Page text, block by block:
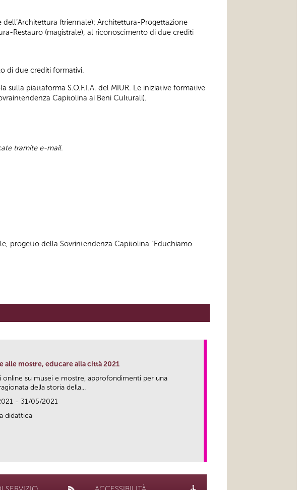
(triennale); Architettura-Progettazione
Restauro (magistrale), al riconoscimento di due crediti
di due crediti formativi.
piattaforma S.O.F.I.A. del MIUR. Le iniziative formative
Capitolina ai Beni Culturali).
tramite e-mail.
progetto della Sovrintendenza Capitolina “Educhiamo
alle mostre, educare alla città 2021
online su musei e mostre, approfondimenti per una
della storia della...
- 31/05/2021
didattica